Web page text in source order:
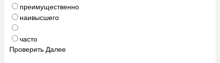
преимущественно
наивысшего
часто
Проверить Далее